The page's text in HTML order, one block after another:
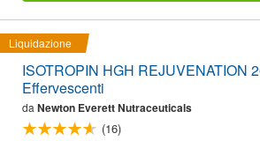
Liquidazione
ISOTROPIN HGH REJUVENATION
Effervescenti
da Newton Everett Nutraceuticals
(16)